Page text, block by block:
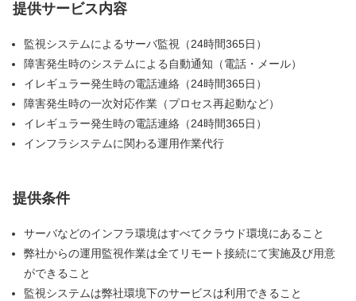
提供サービス内容
監視システムによるサーバ監視（24時間365日）
障害発生時のシステムによる自動通知（電話・メール）
イレギュラー発生時の電話連絡（24時間365日）
障害発生時の一次対応作業（プロセス再起動など）
イレギュラー発生時の電話連絡（24時間365日）
インフラシステムに関わる運用作業代行
提供条件
サーバなどのインフラ環境はすべてクラウド環境にあること
弊社からの運用監視作業は全てリモート接続にて実施及び用意
ができること
監視システムは弊社環境下のサービスは利用できること